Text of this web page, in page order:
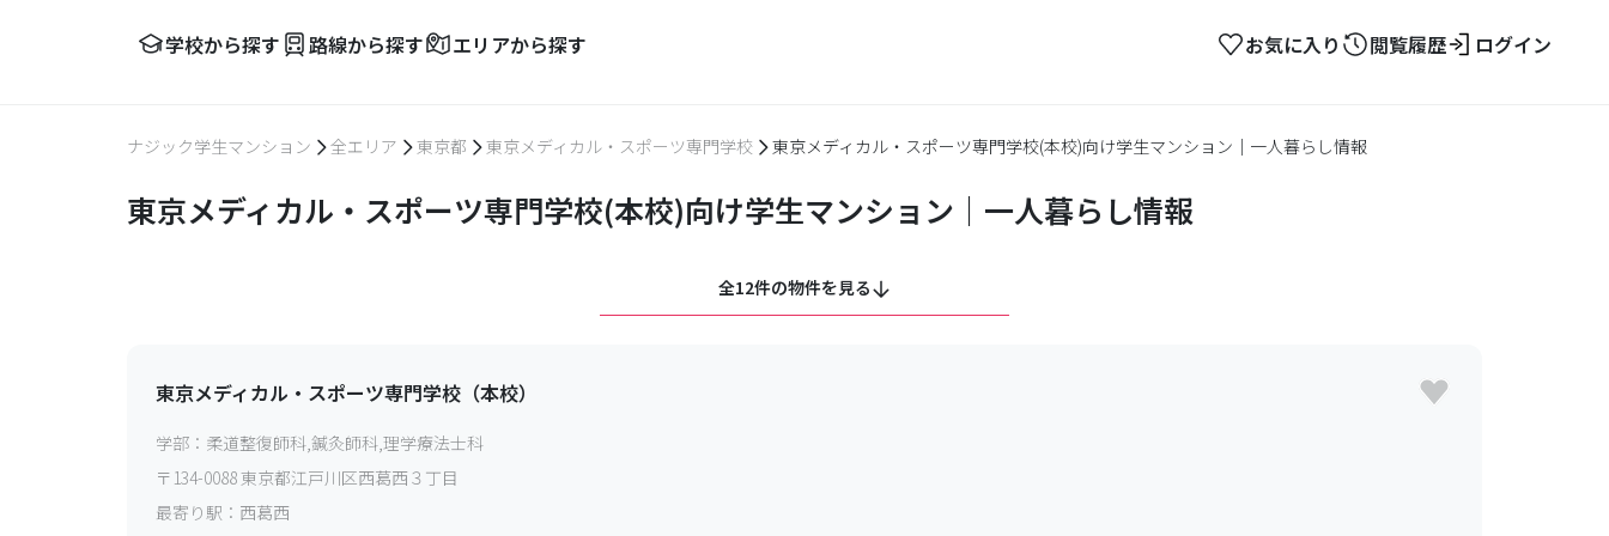
学校から探す 路線から探す エリアから探す お気に入り 閲覧履歴 ログイン
ナジック学生マンション 全エリア 東京都 東京メディカル・スポーツ専門学校 東京メディカル・スポーツ専門学校(本校)向け学生マンション｜一人暮らし情報
東京メディカル・スポーツ専門学校(本校)向け学生マンション｜一人暮らし情報
全12件の物件を見る
東京メディカル・スポーツ専門学校（本校）
学部： 柔道整復師科,鍼灸師科,理学療法士科
〒 134-0088東京都江戸川区西葛西３丁目
最寄り駅： 西葛西